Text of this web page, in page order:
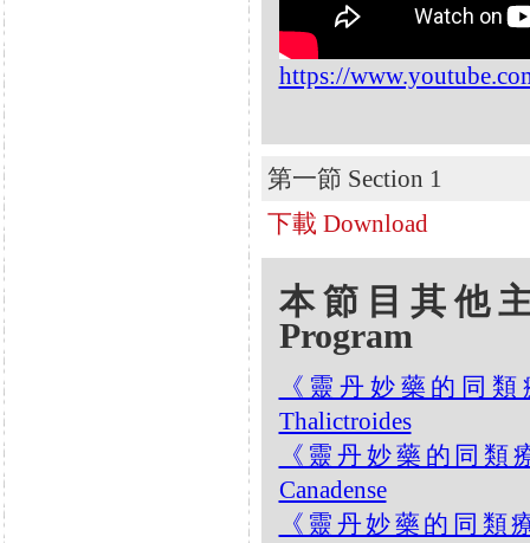
https://
第一節 Section 1
下載 Download
本節目其他
Program
《靈丹妙藥的同類
Thalictroides
《靈丹妙藥的同類
Canadense
《靈丹妙藥的同類